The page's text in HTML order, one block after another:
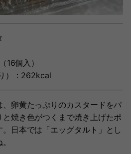
16個入）
）：262kcal
、卵黄たっぷりのカスタードをパ
焼き色がつくまで焼き上げたポ
日本では「エッグタルト」とし